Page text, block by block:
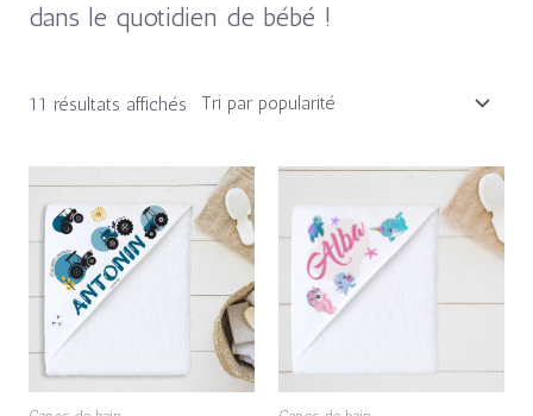
dans le quotidien de bébé !
11 résultats affichés